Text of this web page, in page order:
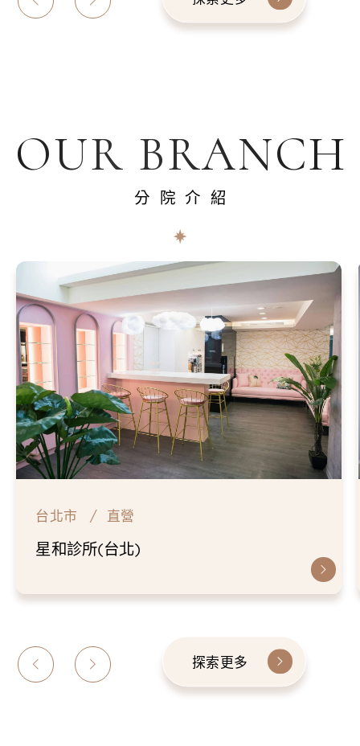
OUR BRANCH
分院介紹
台北市 直營
星和診所(台北)
探索更多